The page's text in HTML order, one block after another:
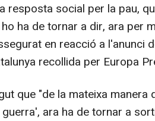
resposta social per la pau,
ha de tornar a dir, ara per
en reacció a l'anunci
recollida per Europa
que "de la mateixa manera
ara ha de tornar a